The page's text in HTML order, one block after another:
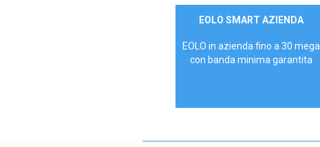
Contattaci
EOLO SMART AZIENDA
EOLO in azienda fino a 30 mega
con banda minima garantita